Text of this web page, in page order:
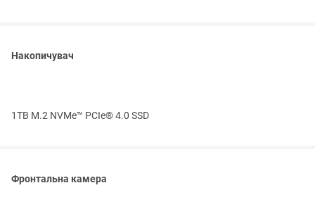
Накопичувач
1TB M.2 NVMe™ PCIe® 4.0 SSD
Фронтальна камера